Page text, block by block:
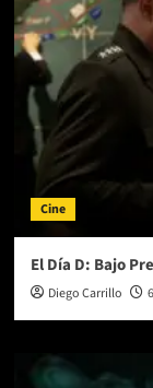
Cine
El Día D: Bajo
Diego Carrillo